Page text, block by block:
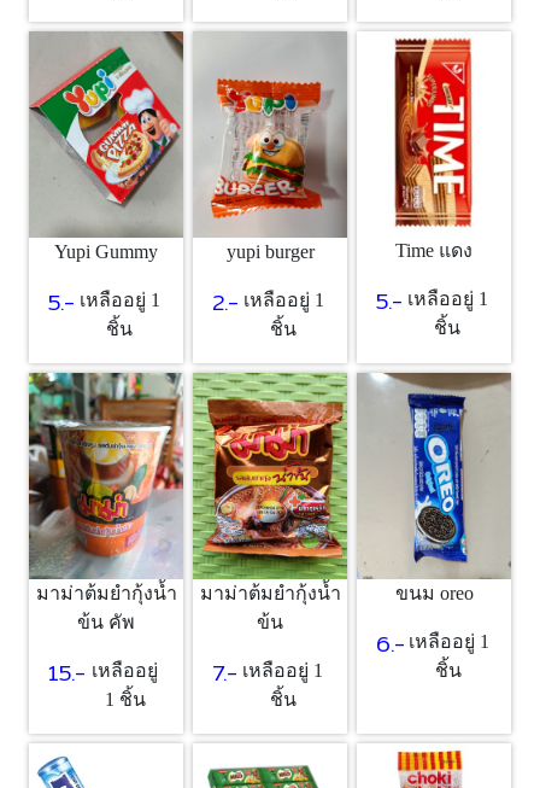
Yupi Gummy
5.- เหลืออยู่ 1
ชิ้น
yupi burger
2.- เหลืออยู่ 1
ชิ้น
Time แดง
5.- เหลืออยู่ 1
ชิ้น
มาม่าต้มยำกุ้งน้ำ
ข้น คัพ
15.- เหลืออยู่
1 ชิ้น
มาม่าต้มยำกุ้งน้ำ
ข้น
7.- เหลืออยู่ 1
ชิ้น
ขนม oreo
6.- เหลืออยู่ 1
ชิ้น